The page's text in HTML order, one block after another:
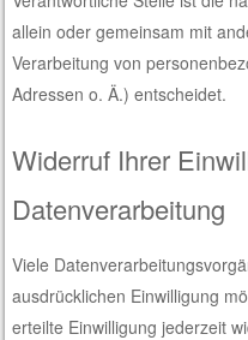
allein oder gemeinsam mit
Verarbeitung von
Adressen o. Ä.) entscheidet.
Widerruf Ihrer
Datenverarbeitung
Viele
ausdrücklichen Einwilligung
erteilte Einwilligung jederzeit